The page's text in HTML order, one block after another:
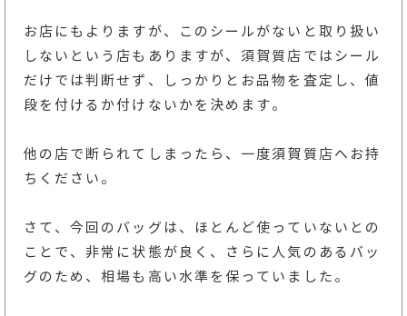
お店にもよりますが、このシールがないと取り扱い
しないという店もありますが、須賀質店ではシール
だけでは判断せず、しっかりとお品物を査定し、値
段を付けるか付けないかを決めます。
他の店で断られてしまったら、一度須賀質店へお持
ちください。
さて、今回のバッグは、ほとんど使っていないとの
ことで、非常に状態が良く、さらに人気のあるバッ
グのため、相場も高い水準を保っていました。